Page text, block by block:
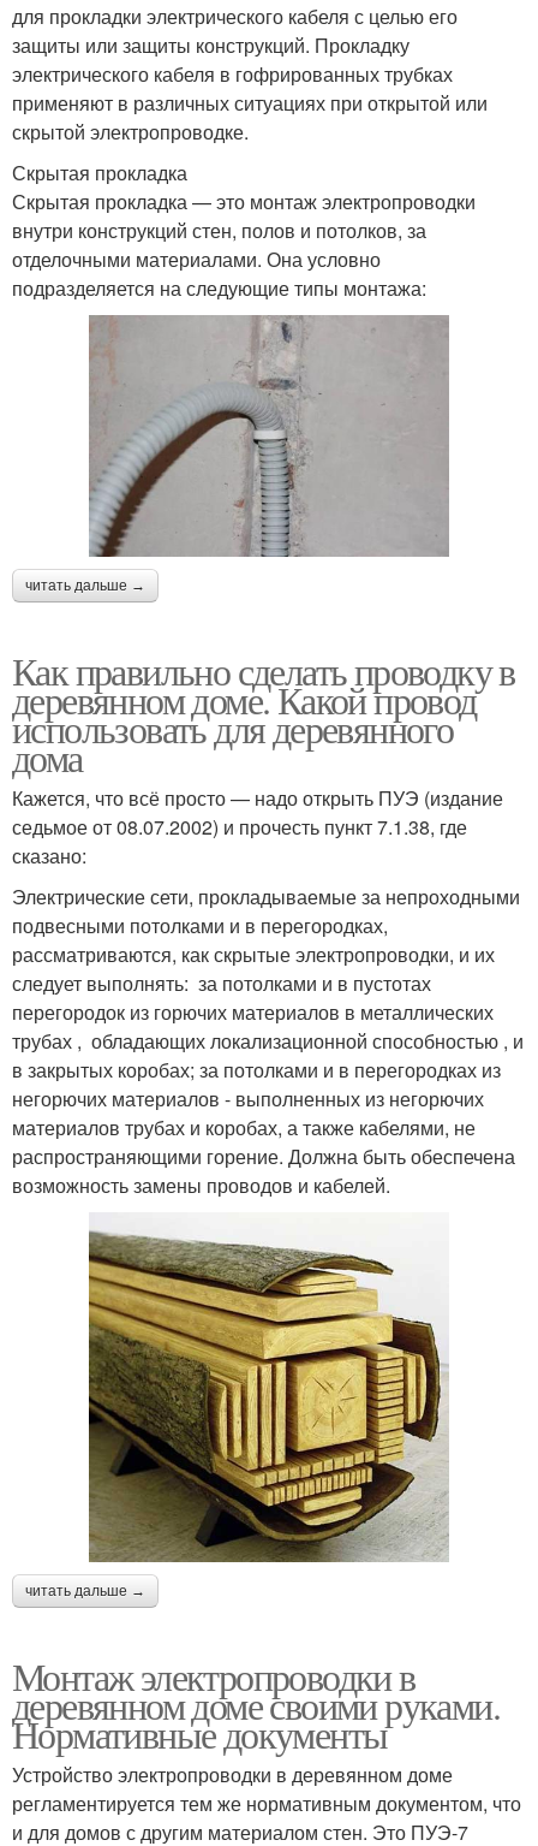
для прокладки электрического кабеля с целью его
защиты или защиты конструкций. Прокладку
электрического кабеля в гофрированных трубках
применяют в различных ситуациях при открытой или
скрытой электропроводке.
Скрытая прокладка
Скрытая прокладка — это монтаж электропроводки
внутри конструкций стен, полов и потолков, за
отделочными материалами. Она условно
подразделяется на следующие типы монтажа:
читать дальше →
Как правильно сделать проводку в
деревянном доме. Какой провод
использовать для деревянного
дома
Кажется, что всё просто — надо открыть ПУЭ (издание
седьмое от 08.07.2002) и прочесть пункт 7.1.38, где
сказано:
Электрические сети, прокладываемые за непроходными
подвесными потолками и в перегородках,
рассматриваются, как скрытые электропроводки, и их
следует выполнять: за потолками и в пустотах
перегородок из горючих материалов в металлических
трубах , обладающих локализационной способностью , и
в закрытых коробах; за потолками и в перегородках из
негорючих материалов - выполненных из негорючих
материалов трубах и коробах, а также кабелями, не
распространяющими горение. Должна быть обеспечена
возможность замены проводов и кабелей.
читать дальше →
Монтаж электропроводки в
деревянном доме своими руками.
Нормативные документы
Устройство электропроводки в деревянном доме
регламентируется тем же нормативным документом, что
и для домов с другим материалом стен. Это ПУЭ-7